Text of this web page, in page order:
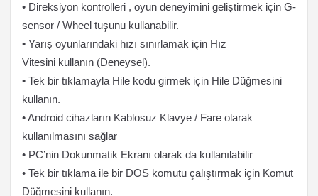
• Direksiyon kontrolleri , oyun deneyimini geliştirmek için G-
sensor / Wheel tuşunu kullanabilir.
• Yarış oyunlarındaki hızı sınırlamak için Hız
Vitesini kullanın (Deneysel).
• Tek bir tıklamayla Hile kodu girmek için Hile Düğmesini
kullanın.
• Android cihazların Kablosuz Klavye / Fare olarak
kullanılmasını sağlar
• PC’nin Dokunmatik Ekranı olarak da kullanılabilir
• Tek bir tıklama ile bir DOS komutu çalıştırmak için Komut
Düğmesini kullanın.